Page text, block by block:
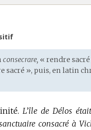
consecrare, « rendre
sacré », puis, enlatin
L’île de Délos
consacré à